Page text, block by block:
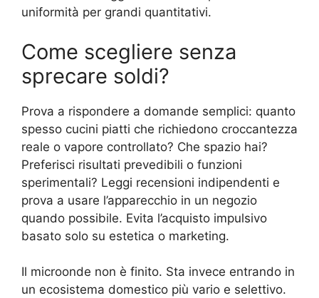
uniformità per grandi quantitativi.
Come scegliere senza
sprecare soldi?
Prova a rispondere a domande semplici: quanto
spesso cucini piatti che richiedono croccantezza
reale o vapore controllato? Che spazio hai?
Preferisci risultati prevedibili o funzioni
sperimentali? Leggi recensioni indipendenti e
prova a usare l’apparecchio in un negozio
quando possibile. Evita l’acquisto impulsivo
basato solo su estetica o marketing.
Il microonde non è finito. Sta invece entrando in
un ecosistema domestico più vario e selettivo.